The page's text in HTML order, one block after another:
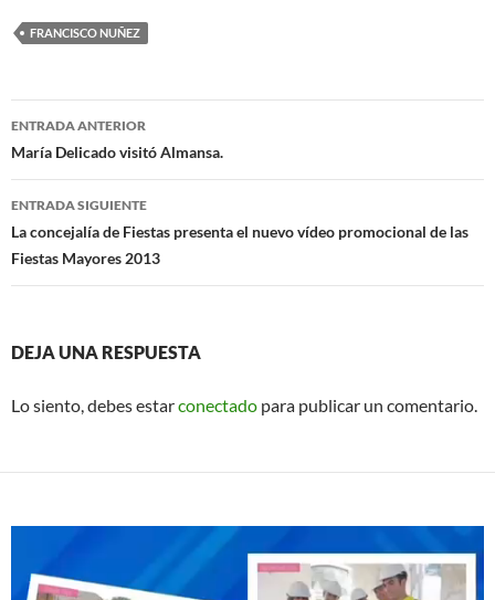
e
b
o
o
k
at
s
A
p
p
FRANCISCO NUÑEZ
Navegación
de
entradas
ENTRADA ANTERIOR
María Delicado visitó Almansa.
ENTRADA SIGUIENTE
La concejalía de Fiestas presenta el nuevo vídeo promocional de las
Fiestas Mayores 2013
DEJA UNA RESPUESTA
Lo siento, debes estarconectado para publicar un comentario.